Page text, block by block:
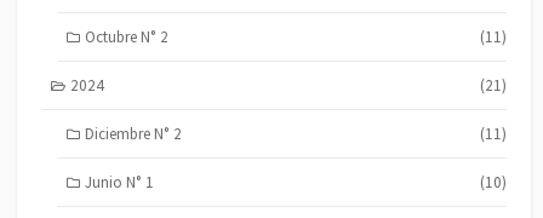
Octubre N° 2 (11)
2024 (21)
Diciembre N° 2 (11)
Junio N° 1 (10)